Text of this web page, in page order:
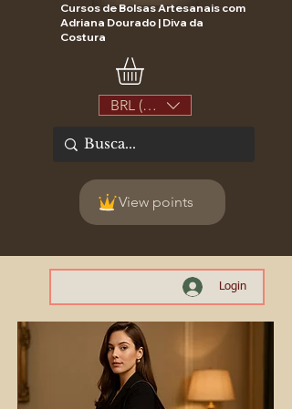
Cursos de Bolsas Artesanais com
Adriana Dourado | Diva da
Costura
BRL (R$)
View points
Login